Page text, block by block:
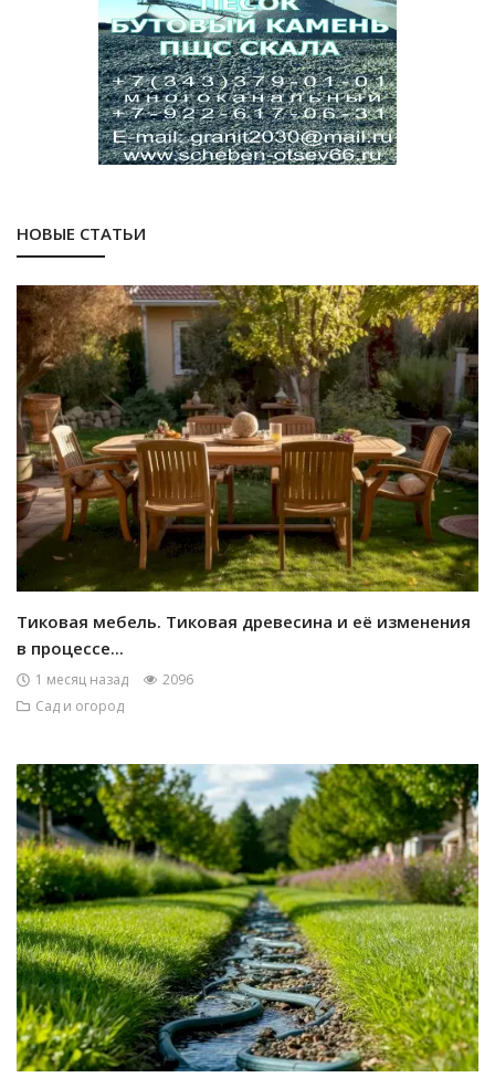
НОВЫЕ СТАТЬИ
Тиковая мебель. Тиковая древесина и её изменения
в процессе...
1 месяц назад
2096
Сад и огород